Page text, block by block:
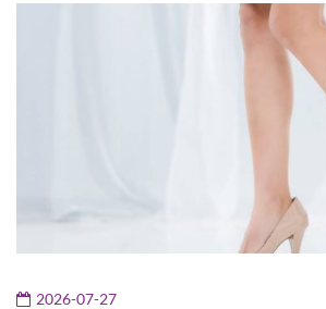
2026-07-27